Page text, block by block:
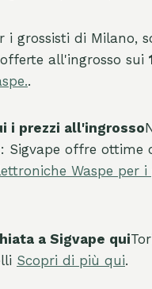
i grossisti di Milano,
all'ingrosso sui
.
i prezzi all'ingrosso
: Sigvape offre ottime
Waspe per i
a Sigvape qui
Scopri di più qui.